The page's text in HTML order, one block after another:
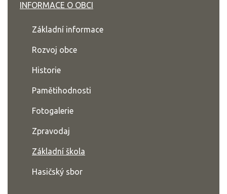
INFORMACE O OBCI
Základní informace
Rozvoj obce
Historie
Pamětihodnosti
Fotogalerie
Zpravodaj
Základní škola
Hasičský sbor